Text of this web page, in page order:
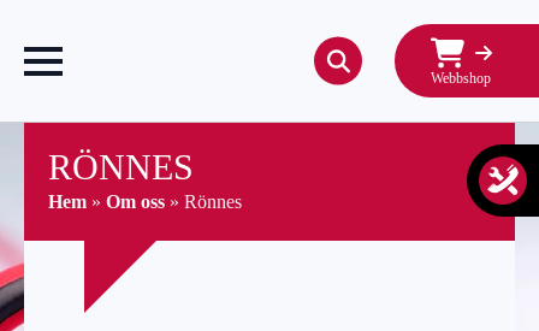
Webbshop
RÖNNES
Hem » Om oss » Rönnes